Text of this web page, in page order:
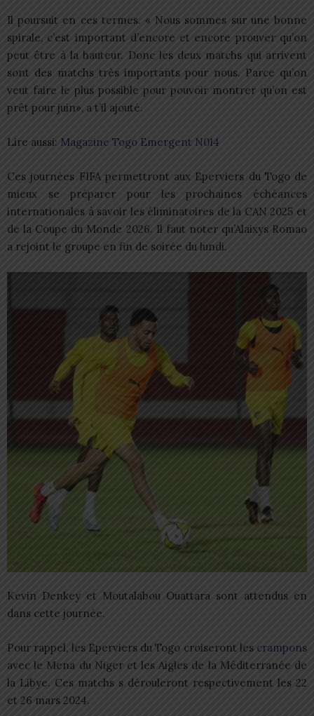
Il poursuit en ces termes. « Nous sommes sur une bonne
spirale, c’est important d’encore et encore prouver qu’on
peut être à la hauteur. Donc les deux matchs qui arrivent
sont des matchs très importants pour nous. Parce qu’on
veut faire le plus possible pour pouvoir montrer qu’on est
prêt pour juin», a t’il ajouté.
Lire aussi: Magazine Togo Emergent N014
Ces journées FIFA permettront aux Eperviers du Togo de
mieux se préparer pour les prochaines échéances
internationales à savoir les éliminatoires de la CAN 2025 et
de la Coupe du Monde 2026. Il faut noter qu’Alaixys Romao
a rejoint le groupe en fin de soirée du lundi.
Kevin Denkey et Moutalabou Ouattara sont attendus en
dans cette journée.
Pour rappel, les Eperviers du Togo croiseront les crampons
avec le Mena du Niger et les Aigles de la Méditerranée de
la Libye. Ces matchs s dérouleront respectivement les 22
et 26 mars 2024.